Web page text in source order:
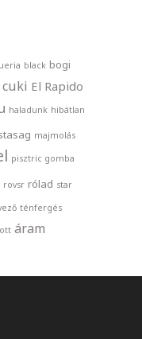
black bogi
cuki El Rapido
haladunk hibátlan
majmolás
pisztric gomba
rovsr rólad star
ténfergés
áram